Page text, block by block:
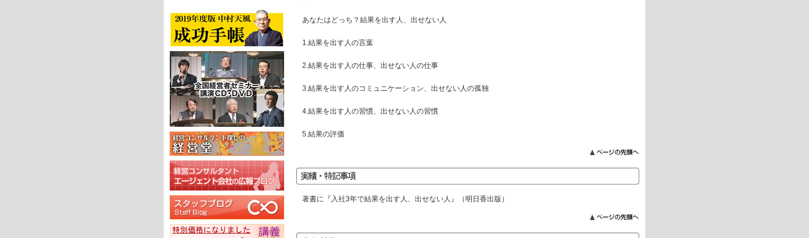
あなたはどっち？結果を出す人、出せない人
1.結果を出す人の言葉
2.結果を出す人の仕事、出せない人の仕事
3.結果を出す人のコミュニケーション、出せない人の孤独
4.結果を出す人の習慣、出せない人の習慣
5.結果の評価
著書に『入社3年で結果を出す人、出せない人』（明日香出版）